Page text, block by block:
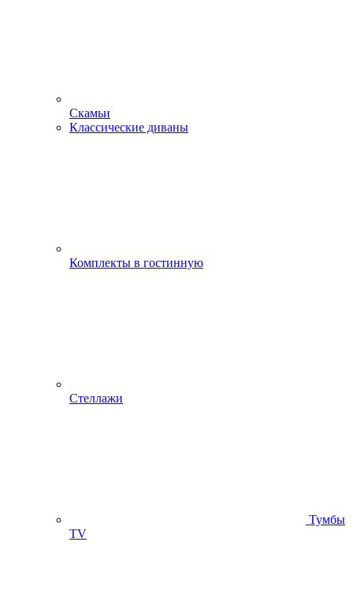
Скамьи
Классические диваны
Комплекты в гостинную
Стеллажи
Тумбы
ТV